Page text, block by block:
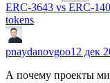
ERC-3643 vs ERC-
tokens
pnaydanovgoo12 дек
А почему проекты